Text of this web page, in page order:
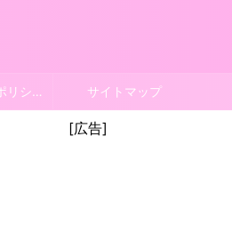
プライバシーポリシー サイトマップ
[広告]